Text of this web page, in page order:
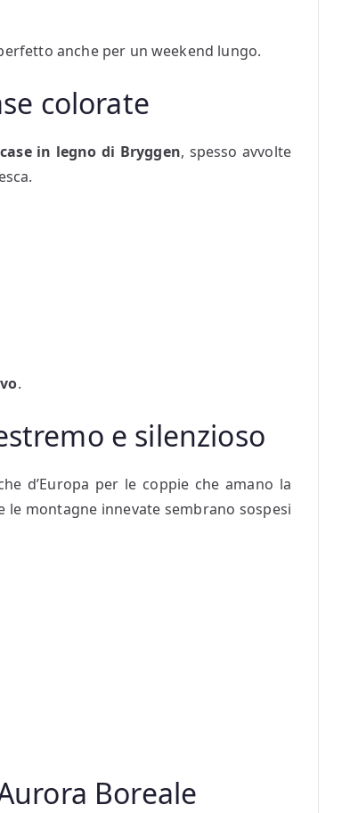
anche per un weekend lungo.
colorate
case in legno di Bryggen, spesso avvolte
.
e silenzioso
d’Europa per le coppie che amano la
le montagne innevate sembrano sospesi
Boreale